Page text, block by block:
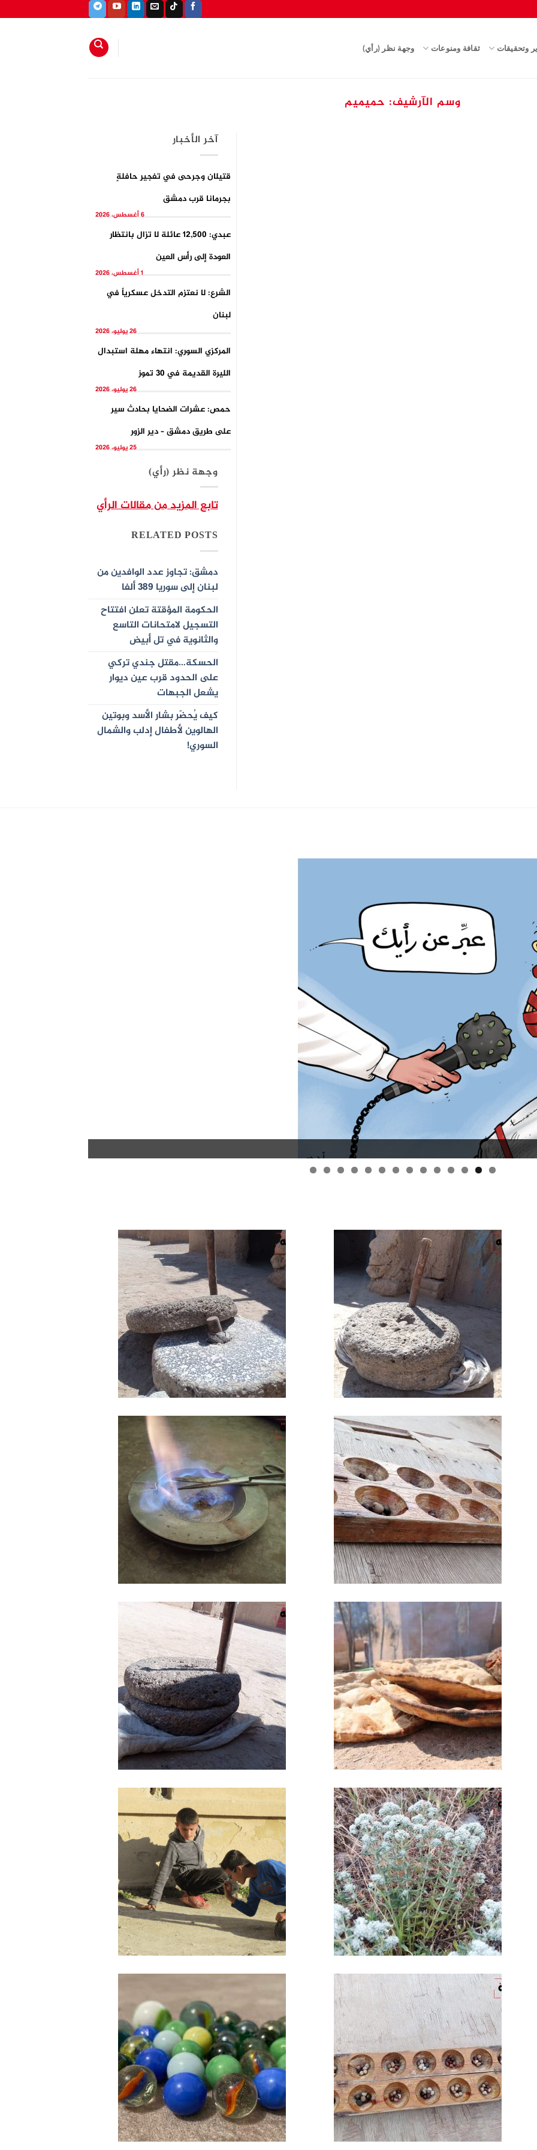
وتحقيقات ثقافة ومنوعات وجهة نظر (رأي)
وسم الآرشيف: حميميم
آخر الأخبار
قتيلان وجرحى في تفجيرِ حافلةٍ
بجرمانا قرب دمشق
6 أغسطس، 2026
عبدي: 12,500 عائلة لا تزال بانتظار
العودة إلى رأس العين
1 أغسطس، 2026
الشرع: لا نعتزم التدخل عسكرياً في
لبنان
26 يوليو، 2026
المركزي السوري: انتهاء مهلة استبدال
الليرة القديمة في 30 تموز
26 يوليو، 2026
حمص: عشرات الضحايا بحادث سير
على طريق دمشق – دير الزور
25 يوليو، 2026
وجهة نظر (رأي)
تابع المزيد من مقالات الرأي
RELATED POSTS
دمشق: تجاوز عدد الوافدين من
لبنان إلى سوريا 389 ألفا
الحكومة المؤقتة تعلن افتتاح
التسجيل لامتحانات التاسع
والثانوية في تل أبيض
الحسكة…مقتل جندي تركي
على الحدود قرب عين ديوار
يشعل الجبهات
كيف يُحضّر بشار الأسد وبوتين
الهالوين لأطفال إدلب والشمال
السوري!
قيصر